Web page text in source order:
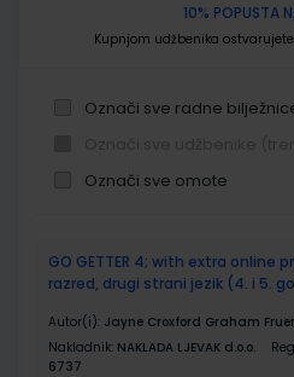
10% POPUSTA
Kupnjom udžbenika
Označi sve radne
Označi sve omote
proizvodi
GO GETTER 4; with extra online
razred, drugi strani jezik (4. i 5.
Autor(i): Jayne Croxford Graham
Nakladnik: NAKLADA LJEVAK d.o.o.
6737